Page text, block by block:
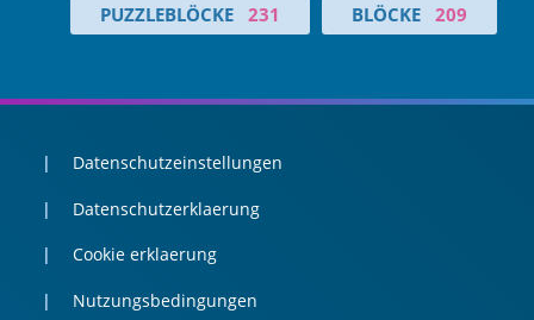
PUZZLEBLÖCKE 231 BLÖCKE 209
Datenschutzeinstellungen
Datenschutzerklaerung
Cookie erklaerung
Nutzungsbedingungen